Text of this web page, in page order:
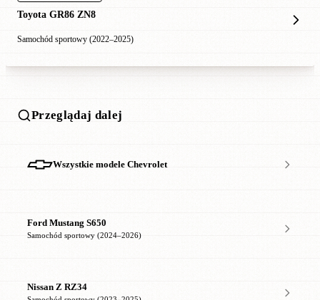
Toyota GR86 ZN8
Samochód sportowy (2022–2025)
Przeglądaj dalej
Wszystkie modele Chevrolet
Ford Mustang S650
Samochód sportowy (2024–2026)
Nissan Z RZ34